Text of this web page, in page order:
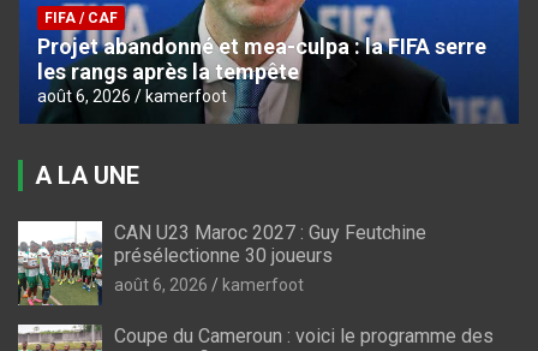
FIFA / CAF
Projet abandonné et mea-culpa : la FIFA serre
les rangs après la tempête
août 6, 2026 kamerfoot
A LA UNE
CAN U23 Maroc 2027 : Guy Feutchine
présélectionne 30 joueurs
août 6, 2026 kamerfoot
Coupe du Cameroun : voici le programme des